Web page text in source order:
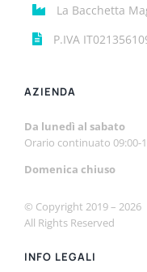
La Bacchetta
P.IVA
AZIENDA
Da lunedì al sabato
Orario continuato 09:00-
Domenica chiuso
© Copyright 2019 – 2026
All Rights Reserved
INFO LEGALI